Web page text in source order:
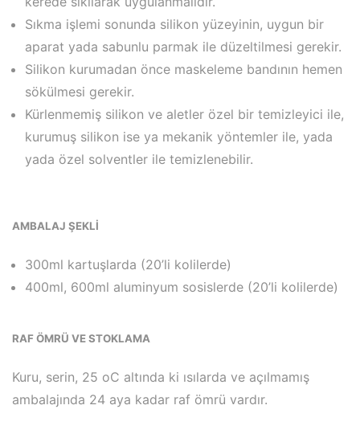
Sıkma işlemi sonunda silikon yüzeyinin, uygun bir
aparat yada sabunlu parmak ile düzeltilmesi gerekir.
Silikon kurumadan önce maskeleme bandının hemen
sökülmesi gerekir.
Kürlenmemiş silikon ve aletler özel bir temizleyici ile,
kurumuş silikon ise ya mekanik yöntemler ile, yada
yada özel solventler ile temizlenebilir.
AMBALAJ ŞEKLİ
300ml kartuşlarda (20’li kolilerde)
400ml, 600ml aluminyum sosislerde (20’li kolilerde)
RAF ÖMRÜ VE STOKLAMA
Kuru, serin, 25 oC altında ki ısılarda ve açılmamış
ambalajında 24 aya kadar raf ömrü vardır.